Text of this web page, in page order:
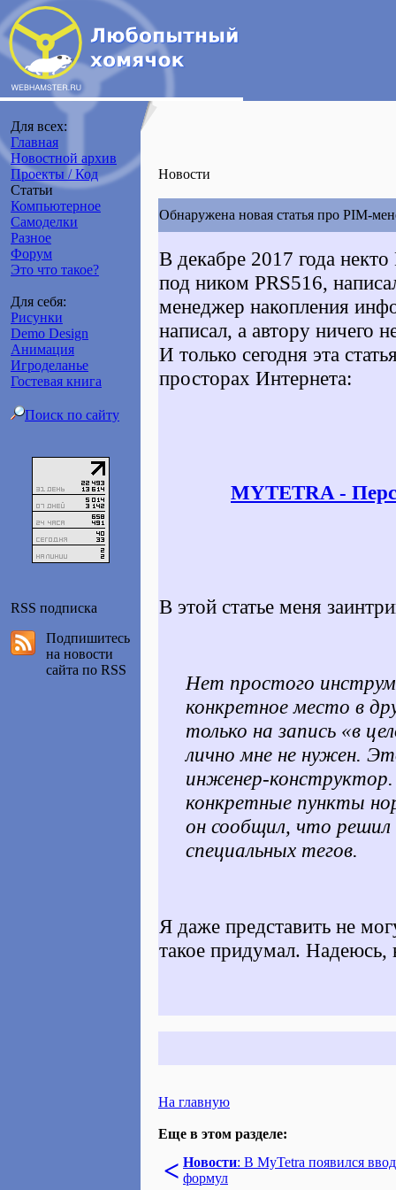
Для всех:
Главная
Новостной архив
Проекты / Код
Статьи
Компьютерное
Самоделки
Разное
Форум
Это что такое?
Для себя:
Рисунки
Demo Design
Анимация
Игроделанье
Гостевая книга
Поиск по сайту
RSS подписка
Подпишитесь
на новости
сайта по RSS
Новости
Обнаружена новая статья про PIM-
В декабре 2017 года
под ником PRS516,
менеджер накопления
написал, а автору ничего
И только сегодня эта
просторах Интернета:
MYTETRA -
В этой статье меня
Нет простого
конкретное место в
только на запись «в
лично мне не нужен.
инженер-
конкретные пункты
он сообщил, что решил
специальных тегов.
Я даже представить не
такое придумал.
На главную
Еще в этом разделе:
< Новости: В MyTetra появился ввод
формул